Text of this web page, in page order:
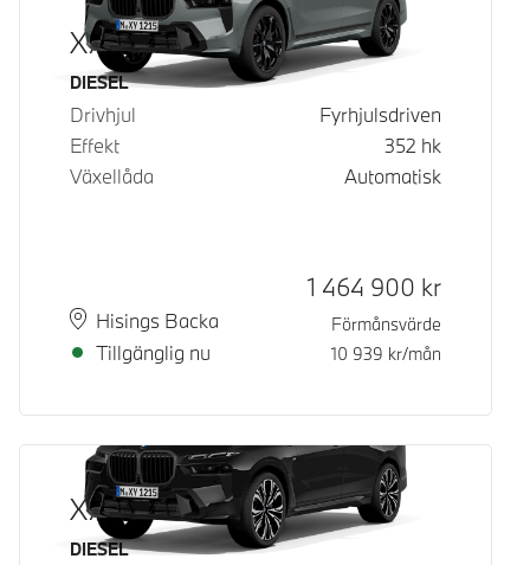
X7 xDrive40d
Bränsle
DIESEL
Drivhjul
Fyrhjulsdriven
Effekt
352 hk
Växellåda
Automatisk
PlatsHisings Backa
Leveranstid
Tillgänglig nu
Kontantpris
1 464 900 kr
Förmånsvärde
10 939 kr/mån
X7 xDrive40d
Bränsle
DIESEL